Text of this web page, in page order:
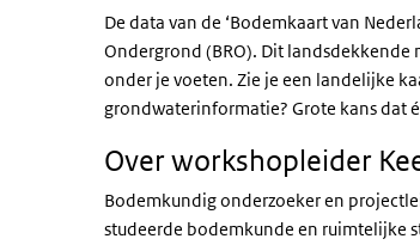
De data van de ‘Bodemkaart van
Ondergrond (BRO). Dit
onder je voeten. Zie je een landelijke
grondwaterinformatie? Grote kans dat
Over workshopleider
Bodemkundig onderzoeker en
studeerde bodemkunde en ruimtelijke